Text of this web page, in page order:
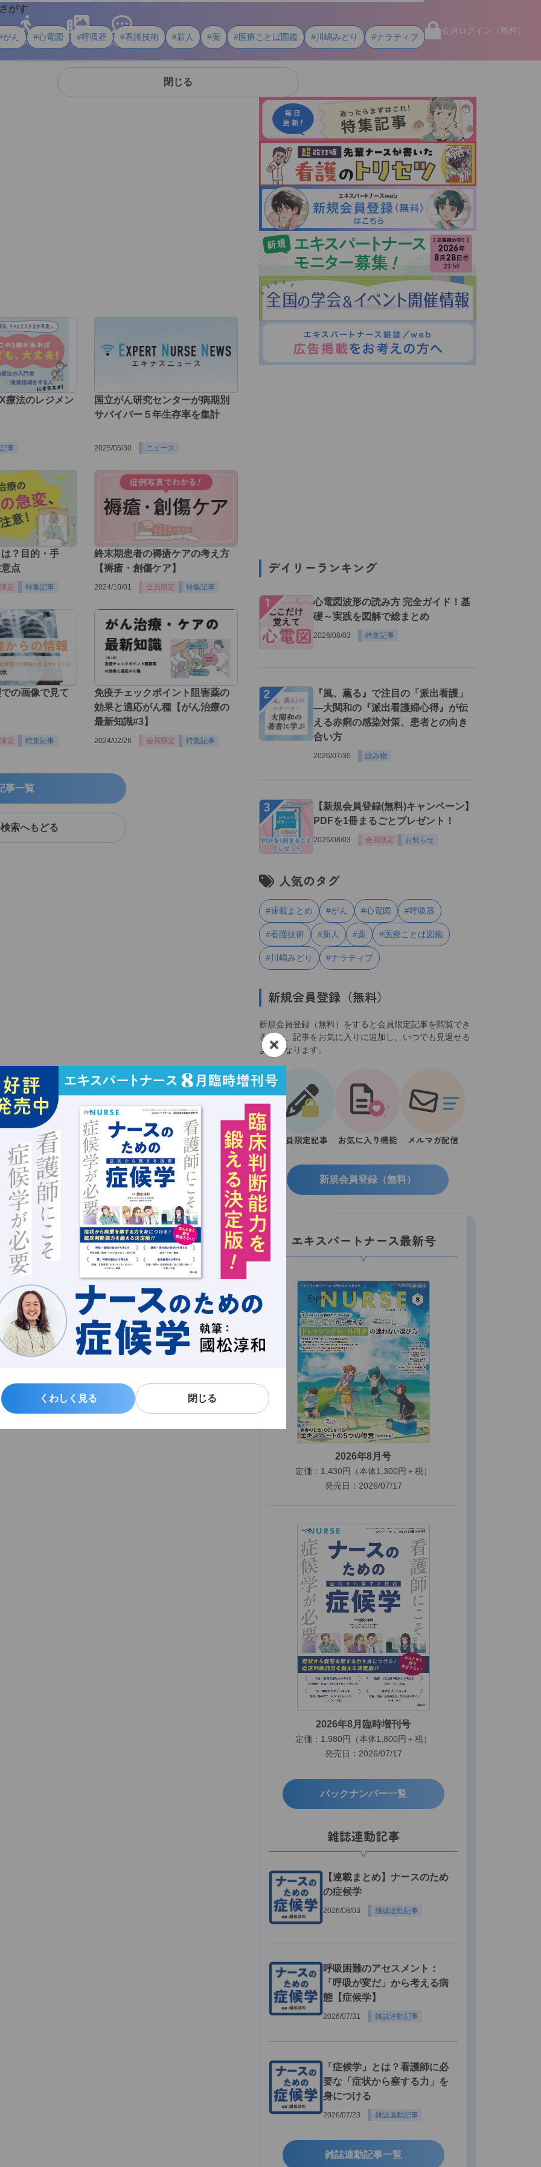
がす
がん #心電図 #呼吸器 #看護技術 #新人 #薬 #医療ことば図鑑 #川嶋みどり #ナラティブ
閉じる
会員ログイン（無料）
イフスタイル
メディア 用語・資料
くわしく見る 閉じる
くわしく見る 閉じる
療法のレジメン
事
国立がん研究センターが病期別
サバイバー５年生存率を集計
2025/05/30 ニュース
？目的・手
点
定 特集記事
終末期患者の褥瘡ケアの考え方
【褥瘡・創傷ケア】
2024/10/01 会員限定 特集記事
の画像で見て
定 特集記事
免疫チェックポイント阻害薬の
効果と適応がん種【がん治療の
最新知識#3】
2024/02/26 会員限定 特集記事
事一覧
索へもどる
デイリーランキング
１
心電図波形の読み方 完全ガイド！基
礎～実践を図解で総まとめ
2026/08/03 特集記事
２
『風、薫る』で注目の「派出看護」
―大関和の『派出看護婦心得』が伝
える赤痢の感染対策、患者との向き
合い方
2026/07/30 読み物
３
【新規会員登録(無料)キャンペーン】
PDFを1冊まるごとプレゼント！
2026/08/03 会員限定 お知らせ
人気のタグ
#連載まとめ #がん #心電図 #呼吸器
#看護技術 #新人 #薬 #医療ことば図鑑
#川嶋みどり #ナラティブ
新規会員登録（無料）
新規会員登録（無料）をすると会員限定記事を閲覧でき
るほか、記事をお気に入りに追加し、いつでも見返せる
ようになります。
会員限定記事 お気に入り機能 メルマガ配信
新規会員登録（無料）
エキスパートナース最新号
2026年8月号
定価：1,430円（本体1,300円＋税）
発売日：2026/07/17
2026年8月臨時増刊号
定価：1,980円（本体1,800円＋税）
発売日：2026/07/17
バックナンバー一覧
雑誌連動記事
【連載まとめ】ナースのため
の症候学
2026/08/03 雑誌連動記事
呼吸困難のアセスメント：
「呼吸が変だ」から考える病
態【症候学】
2026/07/31 雑誌連動記事
「症候学」とは？看護師に必
要な「症状から察する力」を
身につける
2026/07/23 雑誌連動記事
雑誌連動記事一覧